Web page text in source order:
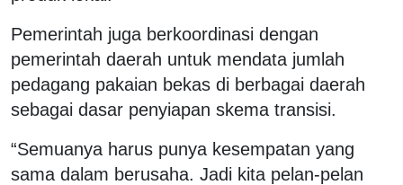
Pemerintah juga berkoordinasi dengan
pemerintah daerah untuk mendata jumlah
pedagang pakaian bekas di berbagai daerah
sebagai dasar penyiapan skema transisi.
“Semuanya harus punya kesempatan yang
sama dalam berusaha. Jadi kita pelan-pelan